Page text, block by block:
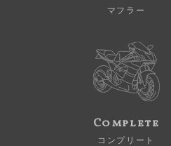
マフラー
Complete
コンプリート